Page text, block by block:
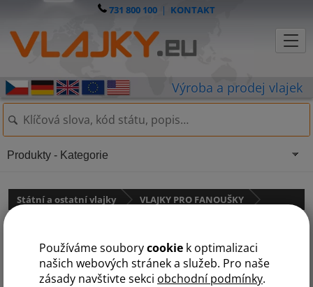
Používáme souborycookie k optimalizaci
našich webových stránek a služeb. Pro naše
zásady navštivte sekci obchodní podmínky.
731 800 100 | KONTAKT
Státní a ostatní vlajky VLAJKY PRO FANOUŠKY
republika
Produkty - Kategorie